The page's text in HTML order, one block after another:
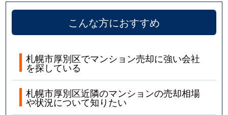
こんな方におすすめ
札幌市厚別区でマンション売却に強い会社
を探している
札幌市厚別区近隣のマンションの売却相場
や状況について知りたい